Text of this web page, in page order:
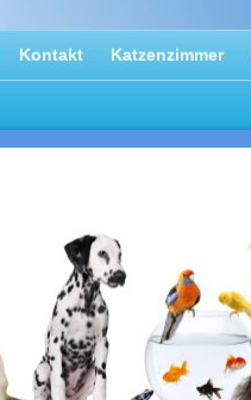
Kontakt Katzenzimmer